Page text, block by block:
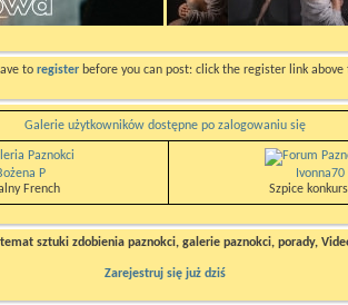
to register before you can post: click the register link
Galerie użytkowników dostępne po zalogowaniu się
P
French
Ivonna70
Szpice
sztuki zdobienia paznokci, galerie paznokci, porady,
Zarejestruj się już dziś